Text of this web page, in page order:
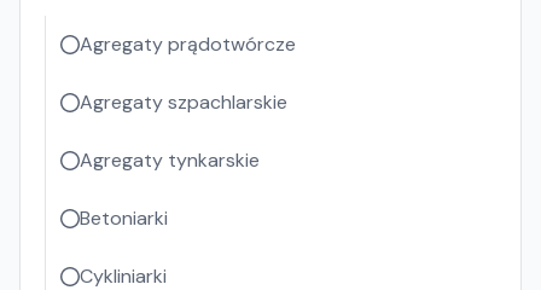
Agregaty prądotwórcze
Agregaty szpachlarskie
Agregaty tynkarskie
Betoniarki
Cykliniarki